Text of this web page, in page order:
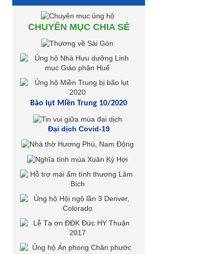
CHUYÊN MỤC CHIA SẺ
Bão lụt Miền Trung 10/2020
Đại dịch Covid-19